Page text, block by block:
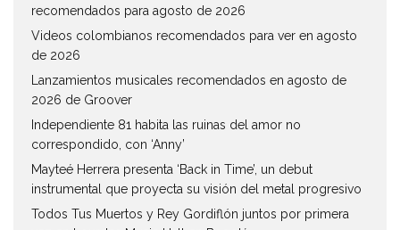
recomendados para agosto de 2026
Videos colombianos recomendados para ver en agosto
de 2026
Lanzamientos musicales recomendados en agosto de
2026 de Groover
Independiente 81 habita las ruinas del amor no
correspondido, con ‘Anny’
Mayteé Herrera presenta ‘Back in Time’, un debut
instrumental que proyecta su visión del metal progresivo
Todos Tus Muertos y Rey Gordiflón juntos por primera